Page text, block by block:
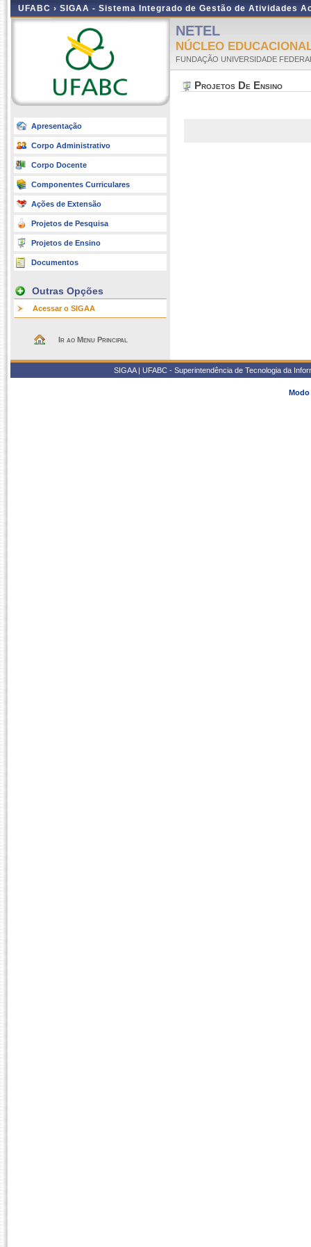
UFABC › SIGAA - Sistema Integrado de Gestão de Atividades
Apresentação
Corpo Administrativo
Corpo Docente
Componentes Curriculares
Ações de Extensão
Projetos de Pesquisa
Projetos de Ensino
Documentos
Outras Opções
Acessar o SIGAA
Ir ao Menu Principal
NETEL
NÚCLEO
FUNDAÇÃO UNIVERSIDADE
Projetos De Ensino
SIGAA | UFABC - Superintendência de Tecnologia da
Modo